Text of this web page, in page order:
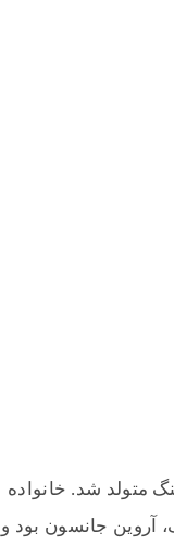
متولد شد. خانواده
آروین جانسون بود و